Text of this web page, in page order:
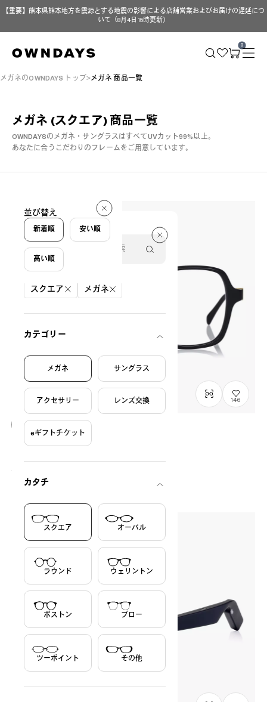
【重要】熊本県熊本地方を震源とする地震の影響による店舗営業およびお届けの遅延につ
いて（8月4日 15時更新）
0
メガネのOWNDAYS トップ メガネ 商品一覧
メガネ (スクエア) 商品一覧
OWNDAYSのメガネ・サングラスはすべてUVカット99%以上。
あなたに合うこだわりのフレームをご用意しています。
55 件
絞り込み条件
スクエア メガネ
カテゴリー
メガネ サングラス
アクセサリー レンズ交換
eギフトチケット
カタチ
スクエア オーバル
ラウンド ウェリントン
ボストン ブロー
ツーポイント その他
並び替え
新着順 安い順
高い順
146
OWNDAYS × MAKIKO TAKIZAWA
MT2001Q-6SC1 / Size: L